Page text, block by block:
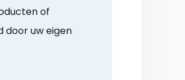
of
door uw eigen